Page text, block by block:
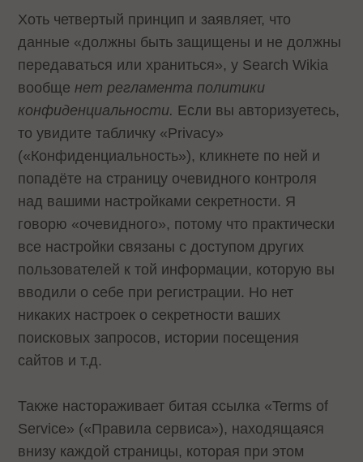
Хоть четвертый принцип и заявляет, что
данные «должны быть защищены и не должны
передаваться или храниться», у Search Wikia
вообщенет регламента политики
конфиденциальности. Если вы авторизуетесь,
то увидите табличку «Privacy»
(«Конфиденциальность»), кликнете по ней и
попадёте на страницу очевидного контроля
над вашими настройками секретности. Я
говорю «очевидного», потому что практически
все настройки связаны с доступом других
пользователей к той информации, которую вы
вводили о себе при регистрации. Но нет
никаких настроек о секретности ваших
поисковых запросов, истории посещения
сайтов и т.д.
Также настораживает битая ссылка «Terms of
Service» («Правила сервиса»), находящаяся
внизу каждой страницы, которая при этом